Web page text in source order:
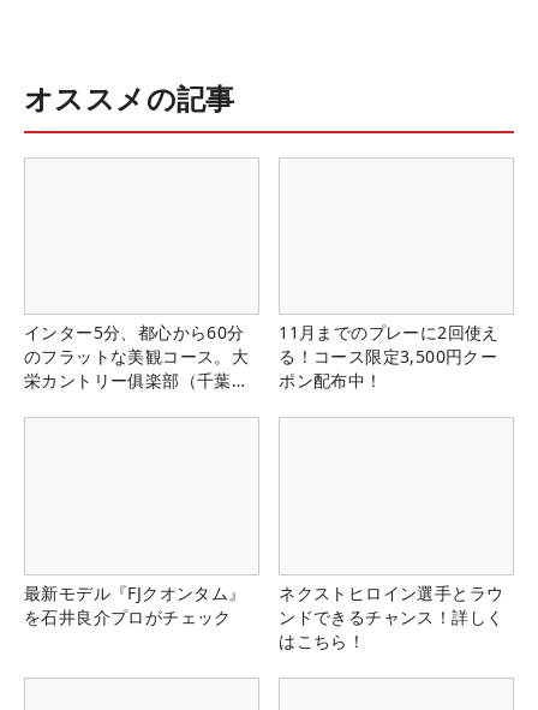
オススメの記事
インター5分、都心から60分
のフラットな美観コース。大
栄カントリー俱楽部（千葉
11月までのプレーに2回使え
る！コース限定3,500円クー
ポン配布中！
最新モデル『FJクオンタム』
を石井良介プロがチェック
ネクストヒロイン選手とラウ
ンドできるチャンス！詳しく
はこちら！